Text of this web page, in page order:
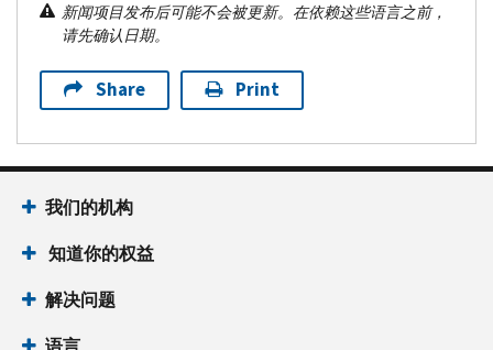
新闻项目发布后可能不会被更新。在依赖这些语言之前，
请先确认日期。
Share Print
我们的机构
知道你的权益
解决问题